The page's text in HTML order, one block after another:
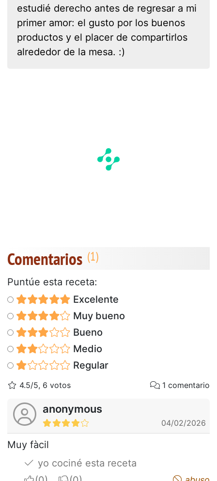
estudié derecho antes de regresar a mi
primer amor: el gusto por los buenos
productos y el placer de compartirlos
alrededor de la mesa. :)
Comentarios
Puntúe esta receta:
Excelente
Muy bueno
Bueno
Medio
Regular
4.5/5, 6 votos 1 comentario
anonymous
04/02/2026
Muy fàcil
yo cociné esta receta